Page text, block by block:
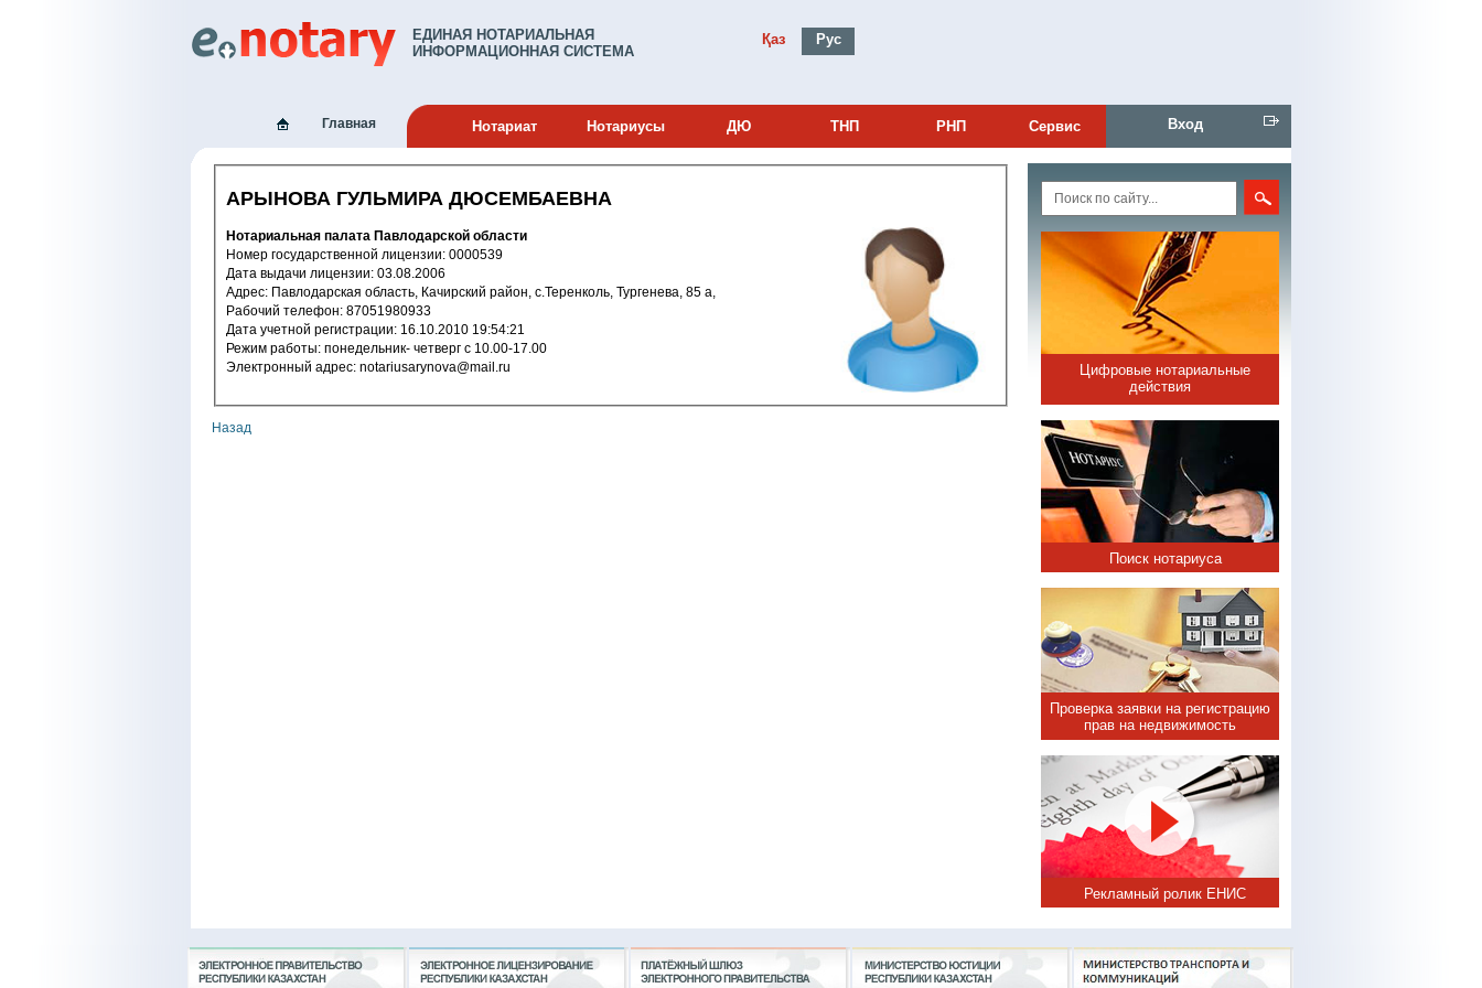
ЕДИНАЯ НОТАРИАЛЬНАЯ
ИНФОРМАЦИОННАЯ СИСТЕМА
Қаз Рус
Главная Нотариат Нотариусы ДЮ ТНП РНП Сервис Вход
АРЫНОВА ГУЛЬМИРА ДЮСЕМБАЕВНА
Нотариальная палата Павлодарской области
Номер государственной лицензии: 0000539
Дата выдачи лицензии: 03.08.2006
Адрес: Павлодарская область, Качирский район, с.Теренколь, Тургенева, 85 а,
Рабочий телефон: 87051980933
Дата учетной регистрации: 16.10.2010 19:54:21
Режим работы: понедельник- четверг с 10.00-17.00
Электронный адрес: notariusarynova@mail.ru
Назад
Цифровые нотариальные
действия
Поиск нотариуса
Проверка заявки на регистрацию
прав на недвижимость
Рекламный ролик ЕНИС